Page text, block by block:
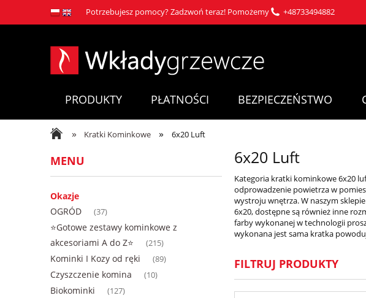
Potrzebujesz pomocy? Zadzwoń teraz! Pomożemy +48733494882
PRODUKTY PŁATNOŚCI BEZPIECZEŃSTWO
» Kratki Kominkowe » 6x20 Luft
MENU
Okazje
OGRÓD
(37)
⭐Gotowe zestawy kominkowe z
akcesoriami A do Z⭐
(215)
Kominki I Kozy od ręki (89)
Czyszczenie komina (10)
Biokominki (127)
6x20 Luft
Kategoria kratki kominkowe 6x20
odprowadzenie powietrza w
wystroju wnętrza. W naszym
6x20, dostępne są również inne
farby wykonanej w technologii
wykonana jest sama kratka
FILTRUJ PRODUKTY